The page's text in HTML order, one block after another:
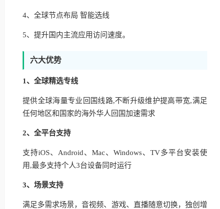
4、全球节点布局 智能选线
5、提升国内主流应用访问速度。
六大优势
1、全球精选专线
提供全球海量专业回国线路,不断升级维护提高带宽,满足
任何地区和国家的海外华人回国加速需求
2、全平台支持
支持iOS、Android、Mac、Windows、TV多平台安装使
用,最多支持个人3台设备同时运行
3、场景支持
满足多需求场景，音视频、游戏、直播随意切换，独创增